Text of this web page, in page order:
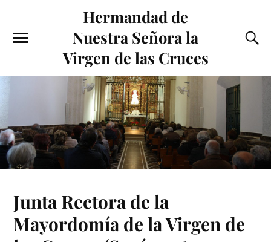
Hermandad de
Nuestra Señora la
Virgen de las Cruces
Junta Rectora de la
Mayordomía de la Virgen de